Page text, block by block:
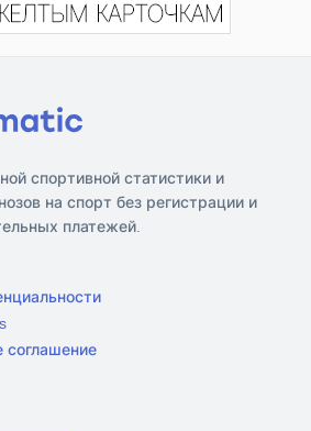
спортивной статистики и
на спорт без регистрации и
платежей.
соглашение